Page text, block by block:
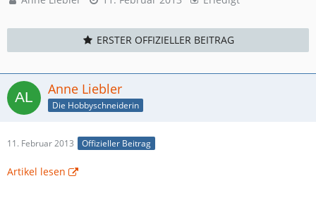
ERSTER OFFIZIELLER BEITRAG
Anne Liebler
Die Hobbyschneiderin
11. Februar 2013 Offizieller Beitrag
Artikel lesen